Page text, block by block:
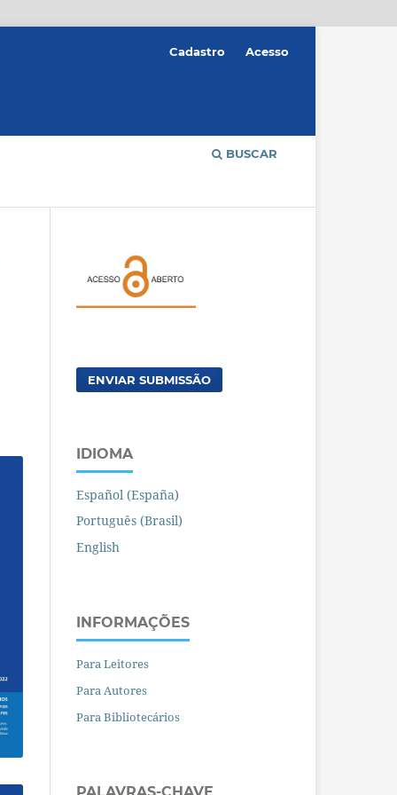
BUSCAR
Cadastro Acesso
ENVIAR SUBMISSÃO
IDIOMA
Español (España)
Português (Brasil)
English
INFORMAÇÕES
Para Leitores
Para Autores
Para Bibliotecários